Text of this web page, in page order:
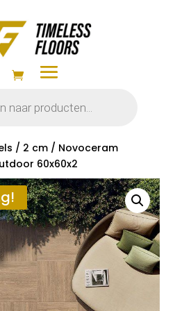
/ 2 cm/ Novoceram
60x60x2